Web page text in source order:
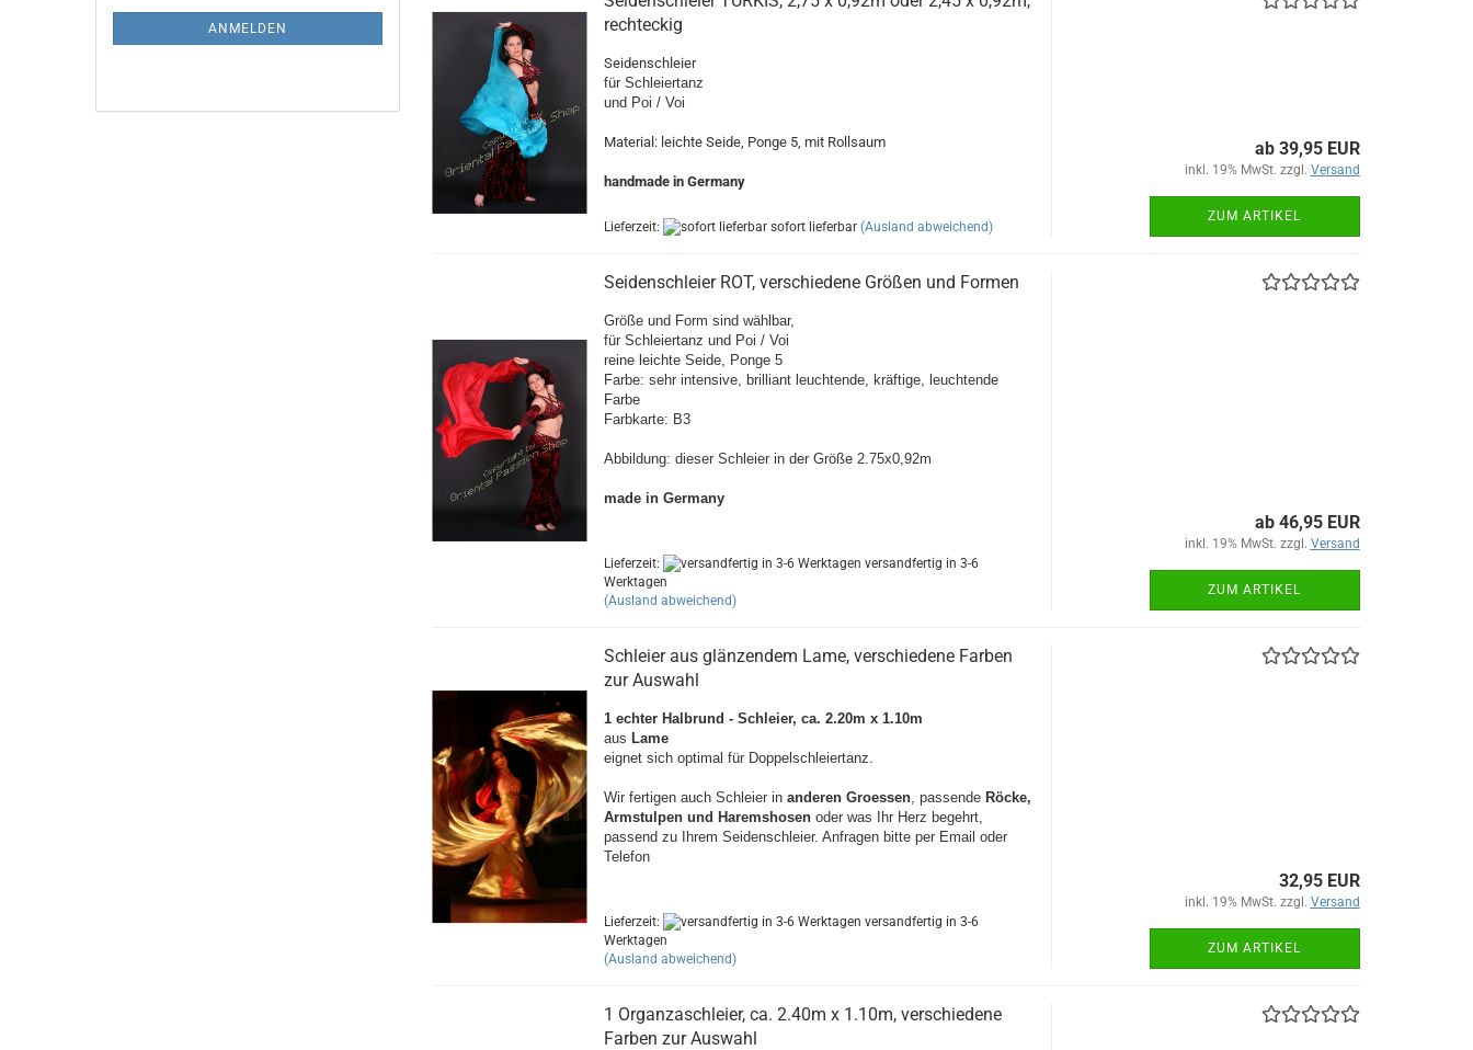
rechteckig
Seidenschleier
für Schleiertanz
und Poi / Voi
Material: leichte Seide, Ponge 5, mit Rollsaum
handmade in Germany
Lieferzeit: sofort lieferbar (Ausland abweichend)
ab 39,95 EUR
inkl. 19% MwSt. zzgl. Versand
ZUM ARTIKEL
Seidenschleier ROT, verschiedene Größen und Formen
Größe und Form sind wählbar,
für Schleiertanz und Poi / Voi
reine leichte Seide, Ponge 5
Farbe: sehr intensive, brilliant leuchtende, kräftige, leuchtende
Farbe
Farbkarte: B3
Abbildung: dieser Schleier in der Größe 2.75x0,92m
made in Germany
Lieferzeit:
versandfertig in 3-6
Werktagen
(Ausland abweichend)
ab 46,95 EUR
inkl. 19% MwSt. zzgl. Versand
ZUM ARTIKEL
Schleier aus glänzendem Lame, verschiedene Farben
zur Auswahl
1 echter Halbrund - Schleier, ca. 2.20m x 1.10m
aus Lame
eignet sich optimal für Doppelschleiertanz.
Wir fertigen auch Schleier inanderen Groessen, passende Röcke,
Armstulpen und Haremshosenoder was Ihr Herz begehrt,
passend zu Ihrem Seidenschleier. Anfragen bitte per Email oder
Telefon
Lieferzeit:
versandfertig in 3-6
Werktagen
(Ausland abweichend)
32,95 EUR
inkl. 19% MwSt. zzgl. Versand
ZUM ARTIKEL
1 Organzaschleier, ca. 2.40m x 1.10m, verschiedene
Farben zur Auswahl
ANMELDEN